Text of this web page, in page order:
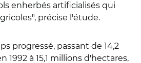
enherbés artificialisés qui
précise l'étude.
progressé, passant de 14,2
1992 à 15,1 millions d'hectares,